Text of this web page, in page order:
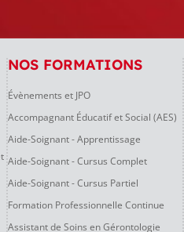
NOS FORMATIONS
Évènements et JPO
Accompagnant Éducatif et Social (AES)
Aide-Soignant - Apprentissage
Aide-Soignant - Cursus Complet
Aide-Soignant - Cursus Partiel
Formation Professionnelle Continue
Assistant de Soins en Gérontologie